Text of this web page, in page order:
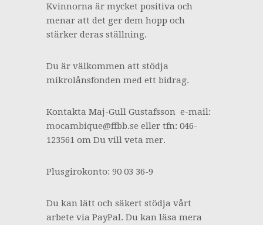
Kvinnorna är mycket positiva och
menar att det ger dem hopp och
stärker deras ställning.
Du är välkommen att stödja
mikrolånsfonden med ett bidrag.
Kontakta Maj-Gull Gustafsson e-mail:
mocambique@ffbb.se eller tfn: 046-
123561 om Du vill veta mer.
Plusgirokonto: 90 03 36-9
Du kan lätt och säkert stödja vårt
arbete via PayPal. Du kan läsa mera